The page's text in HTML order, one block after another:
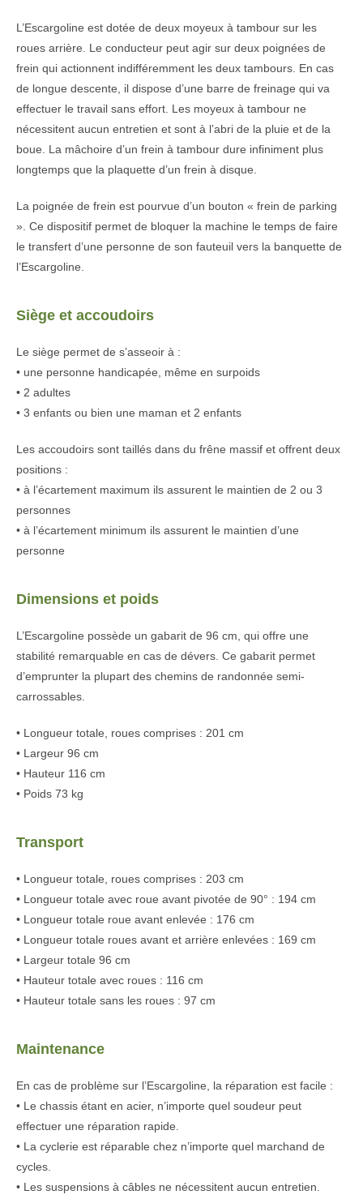
L’Escargoline est dotée de deux moyeux à tambour sur les
roues arrière. Le conducteur peut agir sur deux poignées de
frein qui actionnent indifféremment les deux tambours. En cas
de longue descente, il dispose d’une barre de freinage qui va
effectuer le travail sans effort. Les moyeux à tambour ne
nécessitent aucun entretien et sont à l’abri de la pluie et de la
boue. La mâchoire d’un frein à tambour dure infiniment plus
longtemps que la plaquette d’un frein à disque.
La poignée de frein est pourvue d’un bouton « frein de parking
». Ce dispositif permet de bloquer la machine le temps de faire
le transfert d’une personne de son fauteuil vers la banquette de
l’Escargoline.
Siège et accoudoirs
Le siège permet de s’asseoir à :
• une personne handicapée, même en surpoids
• 2 adultes
• 3 enfants ou bien une maman et 2 enfants
Les accoudoirs sont taillés dans du frêne massif et offrent deux
positions :
• à l’écartement maximum ils assurent le maintien de 2 ou 3
personnes
• à l’écartement minimum ils assurent le maintien d’une
personne
Dimensions et poids
L’Escargoline possède un gabarit de 96 cm, qui offre une
stabilité remarquable en cas de dévers. Ce gabarit permet
d’emprunter la plupart des chemins de randonnée semi-
carrossables.
• Longueur totale, roues comprises : 201 cm
• Largeur 96 cm
• Hauteur 116 cm
• Poids 73 kg
Transport
• Longueur totale, roues comprises : 203 cm
• Longueur totale avec roue avant pivotée de 90° : 194 cm
• Longueur totale roue avant enlevée : 176 cm
• Longueur totale roues avant et arrière enlevées : 169 cm
• Largeur totale 96 cm
• Hauteur totale avec roues : 116 cm
• Hauteur totale sans les roues : 97 cm
Maintenance
En cas de problème sur l’Escargoline, la réparation est facile :
• Le chassis étant en acier, n’importe quel soudeur peut
effectuer une réparation rapide.
• La cyclerie est réparable chez n’importe quel marchand de
cycles.
• Les suspensions à câbles ne nécessitent aucun entretien.